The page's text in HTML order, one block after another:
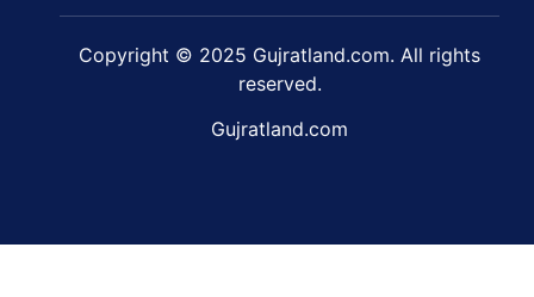
Copyright © 2025 Gujratland.com. All rights
reserved.
Gujratland.com